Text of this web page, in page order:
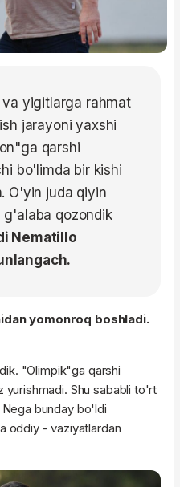
yigitlarga rahmat
jarayoni yaxshi
qarshi
bo'limda bir kishi
O'yin juda qiyin
g'alaba qozondik
Nematillo
yomonroq boshladi.
"Olimpik"ga qarshi
Shu sababli to'rt
bunday bo'ldi
oddiy - vaziyatlardan